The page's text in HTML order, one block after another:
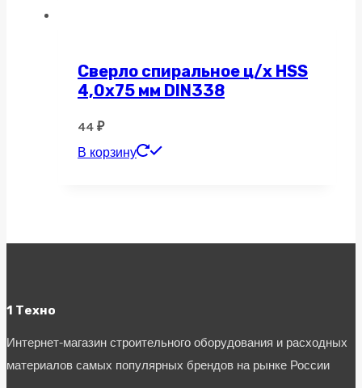
Сверло спиральное ц/х HSS
4,0х75 мм DIN338
44 ₽
В корзину
1 Техно
Интернет-магазин строительного оборудования и расходных
материалов самых популярных брендов на рынке России